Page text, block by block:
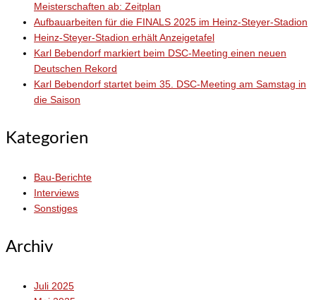
Meisterschaften ab: Zeitplan
Aufbauarbeiten für die FINALS 2025 im Heinz-Steyer-Stadion
Heinz-Steyer-Stadion erhält Anzeigetafel
Karl Bebendorf markiert beim DSC-Meeting einen neuen
Deutschen Rekord
Karl Bebendorf startet beim 35. DSC-Meeting am Samstag in
die Saison
Kategorien
Bau-Berichte
Interviews
Sonstiges
Archiv
Juli 2025